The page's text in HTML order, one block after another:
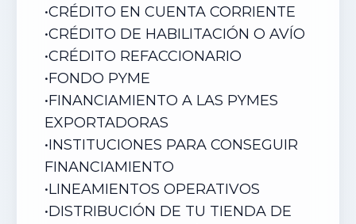
•CRÉDITO EN CUENTA CORRIENTE
•CRÉDITO DE HABILITACIÓN O AVÍO
•CRÉDITO REFACCIONARIO
•FONDO PYME
•FINANCIAMIENTO A LAS PYMES
EXPORTADORAS
•INSTITUCIONES PARA CONSEGUIR
FINANCIAMIENTO
•LINEAMIENTOS OPERATIVOS
•DISTRIBUCIÓN DE TU TIENDA DE